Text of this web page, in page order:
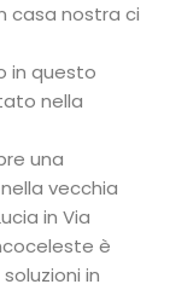
casa nostra ci
in questo
nella
una
vecchia
in Via
è
in